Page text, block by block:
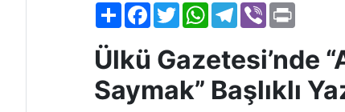
PaylaşFacebook
TwitterWhatsAppTelegram
Viber
Ülkü Gazetesi’nde
Saymak” Başlıklı